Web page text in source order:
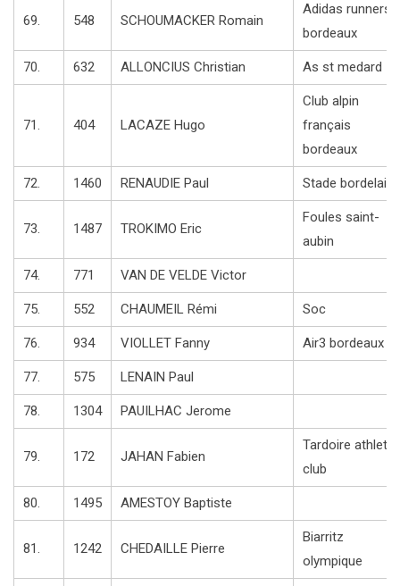
69. 548 SCHOUMACKER Romain
Adidas runners
bordeaux
70. 632 ALLONCIUS Christian As st medard
71. 404 LACAZE Hugo
Club alpin
français
bordeaux
72. 1460 RENAUDIE Paul Stade bordelais
73. 1487 TROKIMO Eric
Foules saint-
aubin
74. 771 VAN DE VELDE Victor
75. 552 CHAUMEIL Rémi Soc
76. 934 VIOLLET Fanny Air3 bordeaux
77. 575 LENAIN Paul
78. 1304 PAUILHAC Jerome
79. 172 JAHAN Fabien
Tardoire athletic
club
80. 1495 AMESTOY Baptiste
81. 1242 CHEDAILLE Pierre
Biarritz
olympique